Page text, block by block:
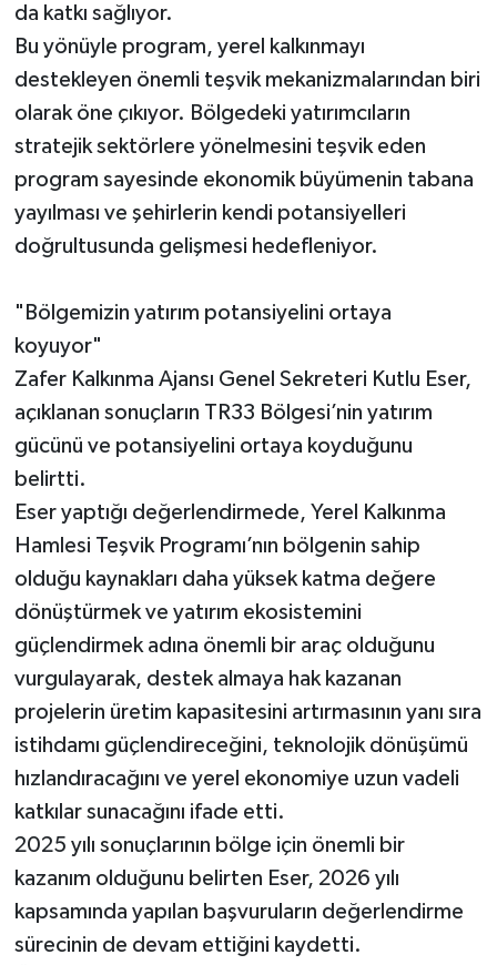
da katkı sağlıyor.
Bu yönüyle program, yerel kalkınmayı
destekleyen önemli teşvik mekanizmalarından biri
olarak öne çıkıyor. Bölgedeki yatırımcıların
stratejik sektörlere yönelmesini teşvik eden
program sayesinde ekonomik büyümenin tabana
yayılması ve şehirlerin kendi potansiyelleri
doğrultusunda gelişmesi hedefleniyor.
"Bölgemizin yatırım potansiyelini ortaya
koyuyor"
Zafer Kalkınma Ajansı Genel Sekreteri Kutlu Eser,
açıklanan sonuçların TR33 Bölgesi’nin yatırım
gücünü ve potansiyelini ortaya koyduğunu
belirtti.
Eser yaptığı değerlendirmede, Yerel Kalkınma
Hamlesi Teşvik Programı’nın bölgenin sahip
olduğu kaynakları daha yüksek katma değere
dönüştürmek ve yatırım ekosistemini
güçlendirmek adına önemli bir araç olduğunu
vurgulayarak, destek almaya hak kazanan
projelerin üretim kapasitesini artırmasının yanı sıra
istihdamı güçlendireceğini, teknolojik dönüşümü
hızlandıracağını ve yerel ekonomiye uzun vadeli
katkılar sunacağını ifade etti.
2025 yılı sonuçlarının bölge için önemli bir
kazanım olduğunu belirten Eser, 2026 yılı
kapsamında yapılan başvuruların değerlendirme
sürecinin de devam ettiğini kaydetti.